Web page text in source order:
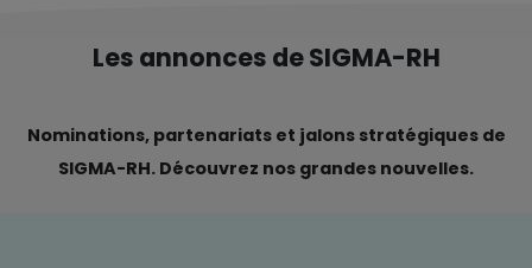
Les annonces de SIGMA-RH
Nominations, partenariats et jalons stratégiques de
SIGMA-RH. Découvrez nos grandes nouvelles.